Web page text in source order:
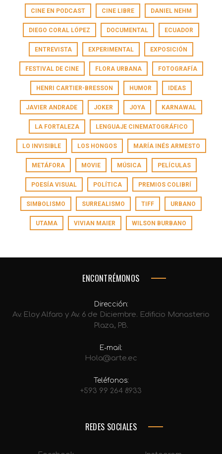
CINE EN PODCAST CINE LIBRE DANIEL NEHM
DIEGO CORAL LÓPEZ DOCUMENTAL ECUADOR
ENTREVISTA EXPERIMENTAL EXPOSICIÓN
FESTIVAL DE CINE FLORA URBANA FOTOGRAFÍA
HENRI CARTIER-BRESSON HUMOR IDEAS
JAVIER ANDRADE JOKER JOYA KARNAWAL
LA FORTALEZA LENGUAJE CINEMATOGRÁFICO
LO INVISIBLE LOS HONGOS MARÍA INÉS ARMESTO
METÁFORA MOVIE MÚSICA PELÍCULAS
POESÍA VISUAL POLÍTICA PREMIOS COLIBRÍ
SIMBOLISMO SURREALISMO TIFF URBANO
UTAMA VIVIAN MAIER WILSON BURBANO
ENCONTRÉMONOS
Dirección:
Av. Eloy Alfaro y Av. 6 de Diciembre. Edificio Monasterio
Plaza, PB.
E-mail:
Hola@arte.ec
Teléfonos:
+593 99 264 8933
REDES SOCIALES